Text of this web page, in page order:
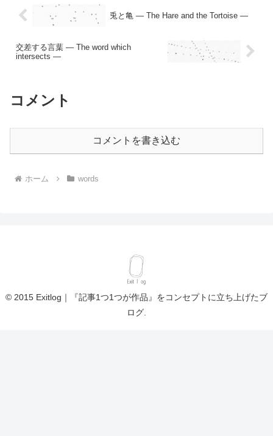
兎と亀 — The Hare and the Tortoise —
交差する言葉 — The word which
intersects —
コメント
コメントを書き込む
ホーム words
© 2015 Exitlog｜『記事1つ1つが作品』をコンセプトに立ち上げたブ
ログ.